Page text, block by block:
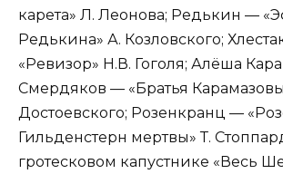
карета» Л. Леонова; Редькин —
Редькина» А. Козловского;
«Ревизор» Н.В. Гоголя; Алёша
Смердяков — «Братья
Достоевского; Розенкранц —
Гильденстерн мертвы» Т.
гротесковом капустнике «Весь